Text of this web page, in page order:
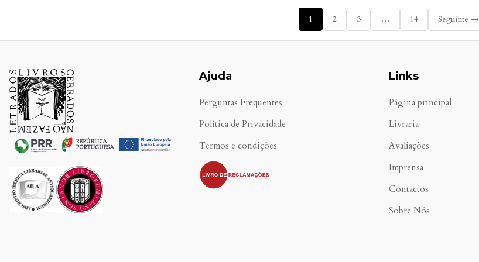
1 2 3 … 14 Seguinte →
Ajuda
Perguntas Frequentes
Política de Privacidade
Termos e condições
.
Links
Página principal
Livraria
Avaliações
Imprensa
Contactos
Sobre Nós